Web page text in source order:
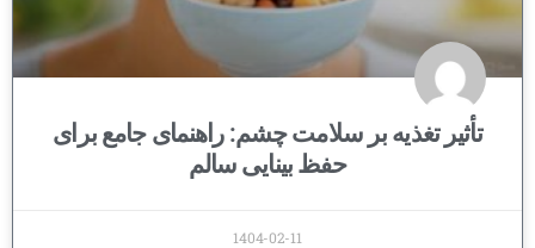
تأثیر تغذیه بر سلامت چشم: راهنمای جامع برای
حفظ بینایی سالم
1404-02-11